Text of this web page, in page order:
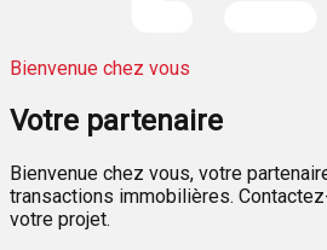
Bienvenue chez vous
Votre partenaire
Bienvenue chez vous, votre
transactions immobilières.
votre projet.